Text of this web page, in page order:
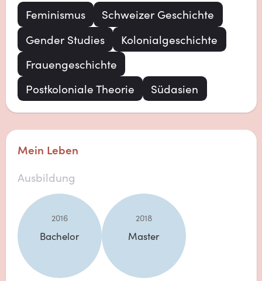
Feminismus
Schweizer Geschichte
Gender Studies
Kolonialgeschichte
Frauengeschichte
Postkoloniale Theorie
Südasien
Mein Leben
Ausbildung
2016
Bachelor
2018
Master